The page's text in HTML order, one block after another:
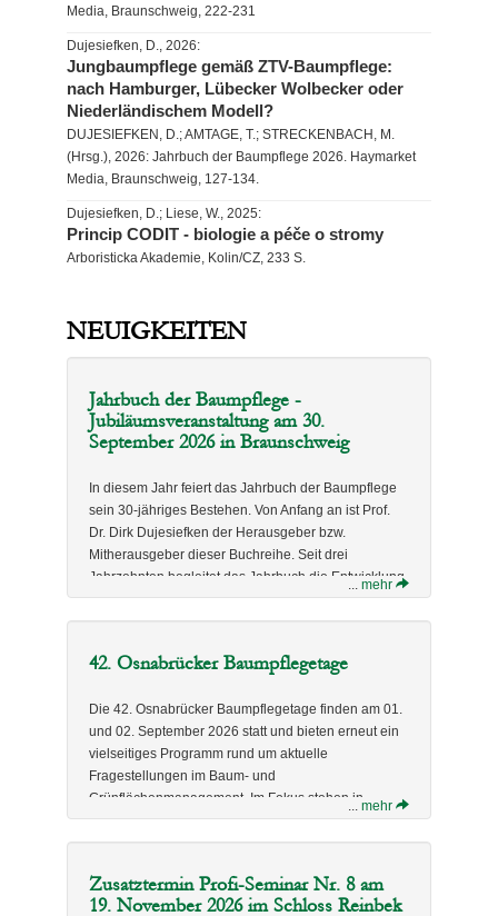
Media, Braunschweig, 222-231
Dujesiefken, D., 2026:
Jungbaumpflege gemäß ZTV-Baumpflege:
nach Hamburger, Lübecker Wolbecker oder
Niederländischem Modell?
DUJESIEFKEN, D.; AMTAGE, T.; STRECKENBACH, M.
(Hrsg.), 2026: Jahrbuch der Baumpflege 2026. Haymarket
Media, Braunschweig, 127-134.
Dujesiefken, D.; Liese, W., 2025:
Princip CODIT - biologie a péče o stromy
Arboristicka Akademie, Kolin/CZ, 233 S.
NEUIGKEITEN
Jahrbuch der Baumpflege -
Jubiläumsveranstaltung am 30.
September 2026 in Braunschweig
In diesem Jahr feiert das Jahrbuch der Baumpflege
sein 30-jähriges Bestehen. Von Anfang an ist Prof.
Dr. Dirk Dujesiefken der Herausgeber bzw.
Mitherausgeber dieser Buchreihe. Seit drei
Jahrzehnten begleitet das Jahrbuch die Entwicklung
der Baumpflegebranche als verlässliches
Fachmedium und hat sich als anerkanntes
Weiterbildung etabliert. Als Sitz des Verlags steht
enge fachliche Zusammenarbeit.
Der Schutz und die Pflege von Straßenbäumen ist
der Themenschwerpunkt der Fachtagung am 30.
September 2026. Dirk Dujesiefken wird dort einen
Vortrag zur Jungbaumpflege halten.
finden Sie
mehr
42. Osnabrücker Baumpflegetage
Die 42. Osnabrücker Baumpflegetage finden am 01.
und 02. September 2026 statt und bieten erneut ein
vielseitiges Programm rund um aktuelle
Fragestellungen im Baum- und
Grünflächenmanagement. Im Fokus stehen in
diesem Jahr insbesondere die Erhaltung und
Förderung der Biodiversität durch gezielte
Stadtbäumen, klimabedingten Veränderungen und
neuen technischen Standards erwartet die
mehr
Zusatztermin Profi-Seminar Nr. 8 am
19. November 2026 im Schloss Reinbek